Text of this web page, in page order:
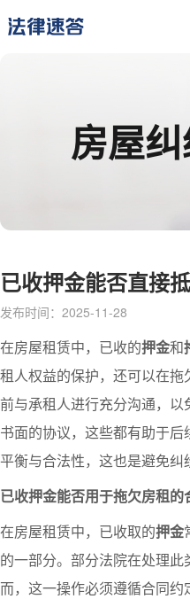
房屋
已收押金能否直接
发布时间：2025-11-28
在房屋租赁中，已收的押金和
租人权益的保护，还可以在
前与承租人进行充分沟通，
书面的协议，这些都有助于
平衡与合法性，这也是避免纠
已收押金能否用于拖欠房租的
在房屋租赁中，已收取的押金
的一部分。部分法院在处理
而，这一操作必须遵循合同